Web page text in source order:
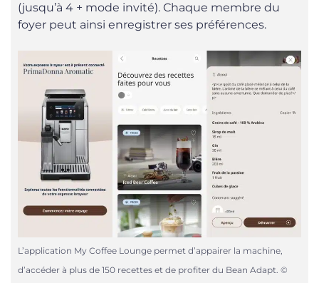
(jusqu’à 4 + mode invité). Chaque membre du
foyer peut ainsi enregistrer ses préférences.
L’application My Coffee Lounge permet d’appairer la machine,
d’accéder à plus de 150 recettes et de profiter du Bean Adapt. ©